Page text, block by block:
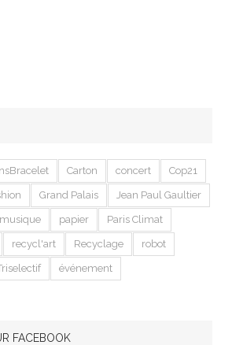
Carton concert Cop21
Grand Palais Jean Paul Gaultier
musique papier Paris Climat
recycl'art Recyclage robot
événement
FACEBOOK